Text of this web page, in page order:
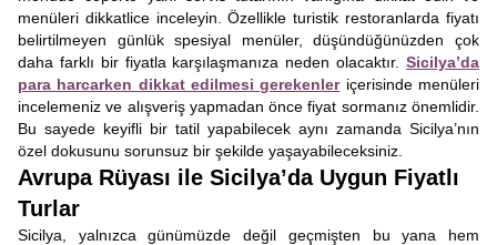
menüleri dikkatlice inceleyin. Özellikle turistik restoranlarda fiyatı
belirtilmeyen günlük spesiyal menüler, düşündüğünüzden çok
daha farklı bir fiyatla karşılaşmanıza neden olacaktır. Sicilya’da
para harcarken dikkat edilmesi gerekenleriçerisinde menüleri
incelemeniz ve alışveriş yapmadan önce fiyat sormanız önemlidir.
Bu sayede keyifli bir tatil yapabilecek aynı zamanda Sicilya’nın
özel dokusunu sorunsuz bir şekilde yaşayabileceksiniz.
Avrupa Rüyası ile Sicilya’da Uygun Fiyatlı
Turlar
Sicilya, yalnızca günümüzde değil geçmişten bu yana hem